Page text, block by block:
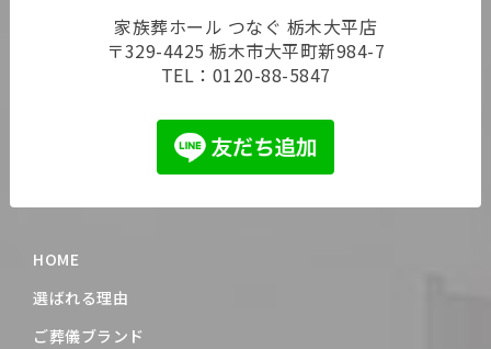
家族葬ホール つなぐ 栃木大平店
〒329-4425 栃木市大平町新984-7
TEL： 0120-88-5847
HOME
選ばれる理由
ご葬儀ブランド